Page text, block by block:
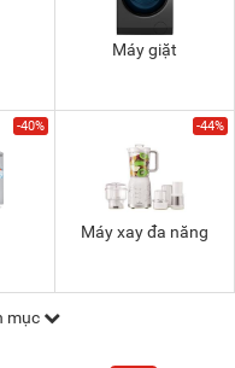
Máy giặt
-40% -44%
Máy xay đa năng
mục